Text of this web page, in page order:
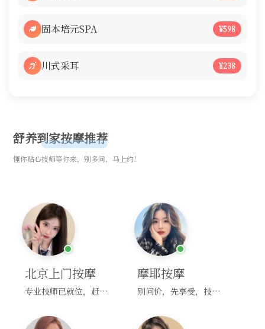
固本培元SPA ¥598
川式采耳 ¥238
舒养到家按摩推荐
懂你贴心技师等你来，别多问，马上约！
北京上门按摩
专业技师已就位，赶紧下单！
摩耶按摩
别问价，先享受，技师马上到！